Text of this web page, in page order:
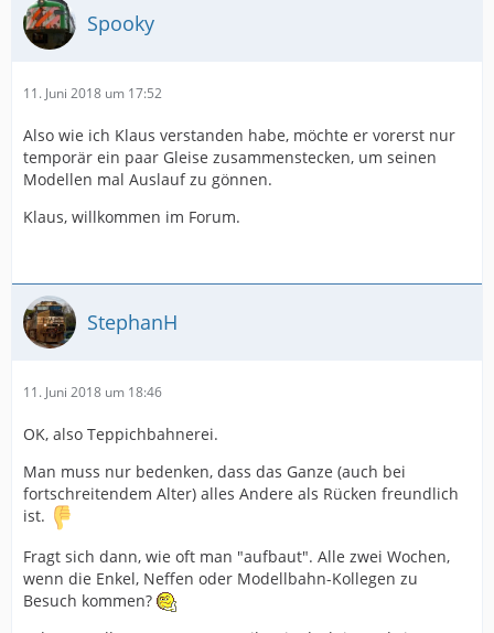
Spooky
11. Juni 2018 um 17:52
Also wie ich Klaus verstanden habe, möchte er vorerst nur
temporär ein paar Gleise zusammenstecken, um seinen
Modellen mal Auslauf zu gönnen.
Klaus, willkommen im Forum.
StephanH
11. Juni 2018 um 18:46
OK, also Teppichbahnerei.
Man muss nur bedenken, dass das Ganze (auch bei
fortschreitendem Alter) alles Andere als Rücken freundlich
ist.
Fragt sich dann, wie oft man "aufbaut". Alle zwei Wochen,
wenn die Enkel, Neffen oder Modellbahn-Kollegen zu
Besuch kommen?